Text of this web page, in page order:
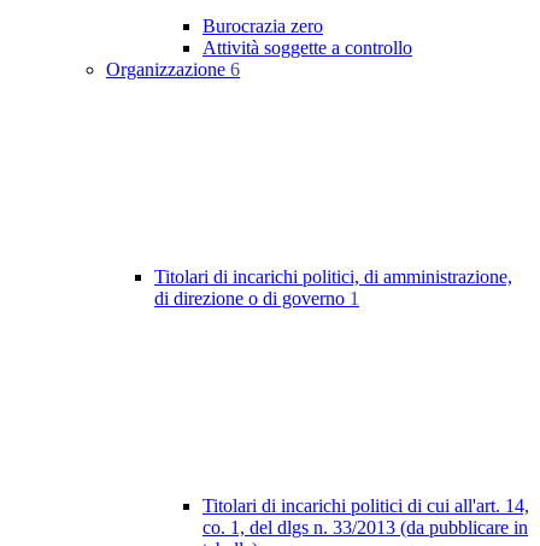
Burocrazia zero
Attività soggette a controllo
Organizzazione 6
Titolari di incarichi politici, di amministrazione,
di direzione o di governo 1
Titolari di incarichi politici di cui all'art. 14,
co. 1, del dlgs n. 33/2013 (da pubblicare in